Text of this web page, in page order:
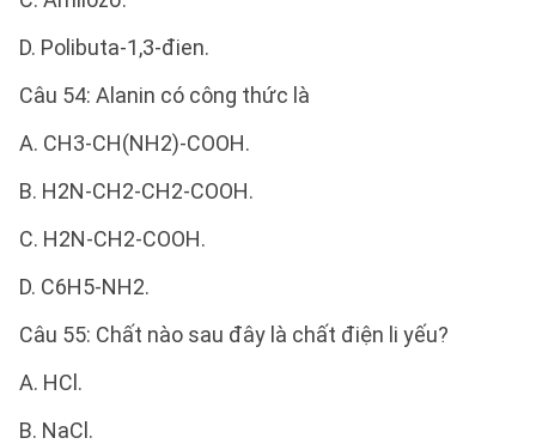
D. Polibuta-1,3-đien.
Câu 54: Alanin có công thức là
A. CH3-CH(NH2)-COOH.
B. H2N-CH2-CH2-COOH.
C. H2N-CH2-COOH.
D. C6H5-NH2.
Câu 55: Chất nào sau đây là chất điện li yếu?
A. HCl.
B. NaCl.